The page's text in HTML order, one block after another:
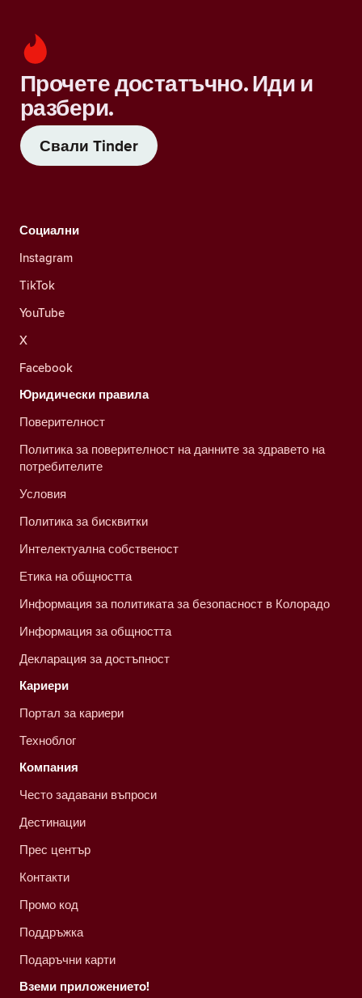
Прочете достатъчно. Иди и
разбери.
Свали Tinder
Социални
Instagram
TikTok
YouTube
X
Facebook
Юридически правила
Поверителност
Политика за поверителност на данните за здравето на
потребителите
Условия
Политика за бисквитки
Интелектуална собственост
Етика на общността
Информация за политиката за безопасност в Колорадо
Информация за общността
Декларация за достъпност
Кариери
Портал за кариери
Техноблог
Компания
Често задавани въпроси
Дестинации
Прес център
Контакти
Промо код
Поддръжка
Подаръчни карти
Вземи приложението!